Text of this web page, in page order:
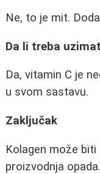
Ne, to je mit.
Da li treba
Da, vitamin C je
u svom sastavu.
Zaključak
Kolagen može
proizvodnja